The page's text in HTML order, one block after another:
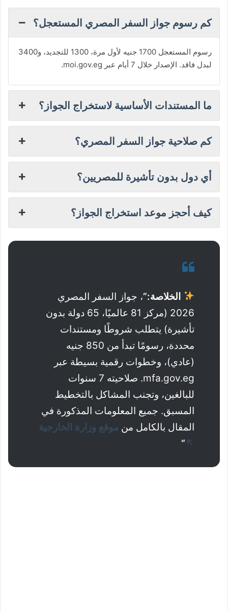
كم رسوم جواز السفر المصري المستعجل؟
رسوم المستعجل 1700 جنيه لأول مرة، 1300 للتجديد، و3400
لبدل فاقد. الإصدار خلال 7 أيام عبر moi.gov.eg.
ما المستندات الأساسية لاستخراج الجواز؟
كم صلاحية جواز السفر المصري؟
أي دول بدون تأشيرة للمصريين؟
كيف أحجز موعد استخراج الجواز؟
الخلاصة:”، جواز السفر المصري
2026 (مركز 81 عالميًا، 65 دولة بدون
تأشيرة) يتطلب شروطًا ومستندات
محددة، رسومًا تبدأ من 850 جنيه
(عادي)، وخطوات رقمية بسيطة عبر
mfa.gov.eg. صلاحيته 7 سنوات
للبالغين، وتجنب المشاكل بالتخطيط
المسبق. جميع المعلومات المذكورة في
المقال بالكامل من موقع وزارة الخارجية
↖
“